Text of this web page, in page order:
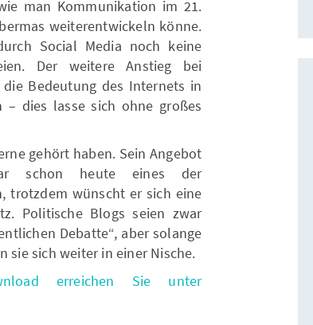
man Kommunikation im 21.
weiterentwickeln könne.
Social Media noch keine
Der weitere Anstieg bei
Bedeutung des Internets in
dies lasse sich ohne großes
gehört haben. Sein Angebot
schon heute eines der
trotzdem wünscht er sich eine
Politische Blogs seien zwar
Debatte“, aber solange
sie sich weiter in einer Nische.
erreichen Sie unter